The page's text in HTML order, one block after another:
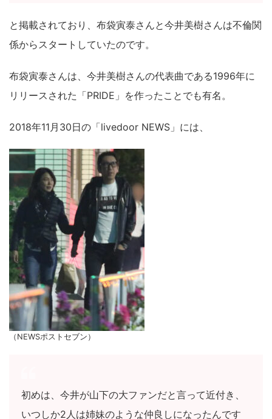
と掲載されており、布袋寅泰さんと今井美樹さんは不倫関
係からスタートしていたのです。
布袋寅泰さんは、今井美樹さんの代表曲である1996年に
リリースされた「PRIDE」を作ったことでも有名。
2018年11月30日の「livedoor NEWS」には、
（NEWSポストセブン）
初めは、今井が山下の大ファンだと言って近付き、
いつしか2人は姉妹のような仲良しになったんです